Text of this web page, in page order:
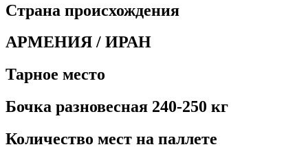
Страна происхождения
АРМЕНИЯ / ИРАН
Тарное место
Бочка разновесная 240-250 кг
Количество мест на паллете